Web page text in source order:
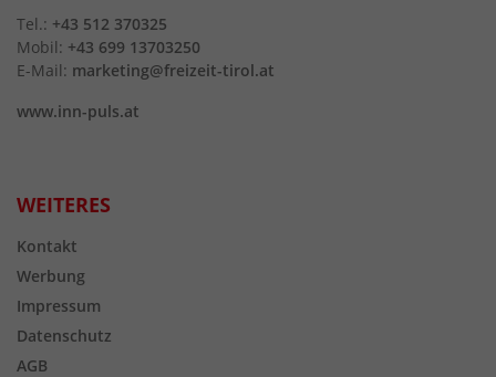
Tel.: +43 512 370325
Mobil: +43 699 13703250
E-Mail: marketing@freizeit-tirol.at
www.inn-puls.at
WEITERES
Kontakt
Werbung
Impressum
Datenschutz
AGB